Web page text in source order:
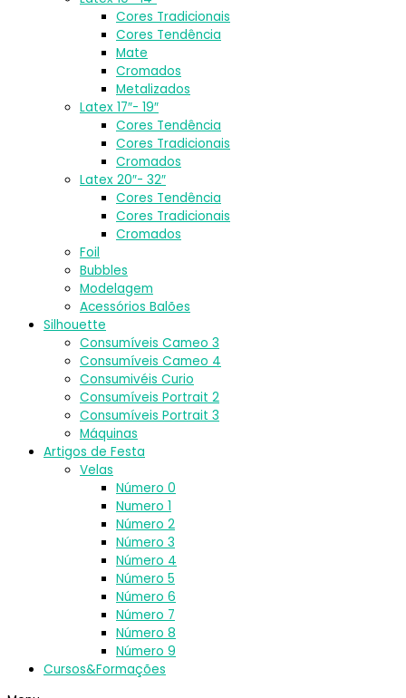
Cores Tradicionais
Cores Tendência
Mate
Cromados
Metalizados
Latex 17″- 19″
Cores Tendência
Cores Tradicionais
Cromados
Latex 20″- 32″
Cores Tendência
Cores Tradicionais
Cromados
Foil
Bubbles
Modelagem
Acessórios Balões
Silhouette
Consumíveis Cameo 3
Consumíveis Cameo 4
Consumivéis Curio
Consumíveis Portrait 2
Consumíveis Portrait 3
Máquinas
Artigos de Festa
Velas
Número 0
Numero 1
Número 2
Número 3
Número 4
Número 5
Número 6
Número 7
Número 8
Número 9
Cursos&Formações